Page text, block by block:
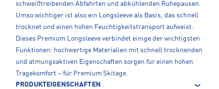
schweißtreibenden Abfahrten und abkühlenden Ruhepausen.
Umso wichtiger ist also ein Longsleeve als Basis, das schnell
trocknet und einen hohen Feuchtigkeitstransport aufweist.
Dieses Premium Longsleeve verbindet einige der wichtigsten
Funktionen: hochwertige Materialien mit schnell trocknenden
und atmungsaktiven Eigenschaften sorgen für einen hohen
Tragekomfort – für Premium Skitage.
PRODUKTEIGENSCHAFTEN